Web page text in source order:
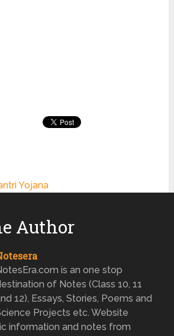
Yojana
Author
is an one stop
of Notes (Class 10, 11
12), Essays, Stories, Poems and
Projects etc. Website
information and notes from